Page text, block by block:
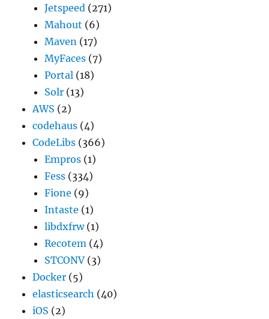
Jetspeed (271)
Mahout (6)
Maven (17)
MyFaces (7)
Portal (18)
Solr (13)
AWS (2)
codehaus (4)
CodeLibs (366)
Empros (1)
Fess (334)
Fione (9)
Intaste (1)
libdxfrw(1)
Recotem (4)
STCONV (3)
Docker (5)
elasticsearch (40)
iOS (2)